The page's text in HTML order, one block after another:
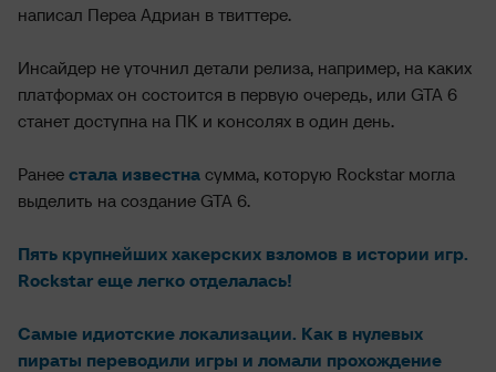
написал Переа Адриан в твиттере.
Инсайдер не уточнил детали релиза, например, на каких
платформах он состоится в первую очередь, или GTA 6
станет доступна на ПК и консолях в один день.
Ранее стала известна сумма, которую Rockstar могла
выделить на создание GTA 6.
Пять крупнейших хакерских взломов в истории игр.
Rockstar еще легко отделалась!
Самые идиотские локализации. Как в нулевых
пираты переводили игры и ломали прохождение